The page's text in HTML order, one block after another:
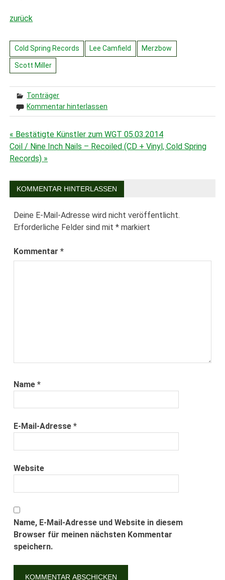
zurück
Cold Spring Records Lee Camfield Merzbow
Scott Miller
Tonträger
Kommentar hinterlassen
Beitragsnavigation
« Bestätigte Künstler zum WGT 05.03.2014
Coil / Nine Inch Nails – Recoiled (CD + Vinyl, Cold Spring
Records) »
KOMMENTAR HINTERLASSEN
Deine E-Mail-Adresse wird nicht veröffentlicht.
Erforderliche Felder sind mit* markiert
Kommentar*
Name*
E-Mail-Adresse*
Website
Name, E-Mail-Adresse und Website in diesem
Browser für meinen nächsten Kommentar
speichern.